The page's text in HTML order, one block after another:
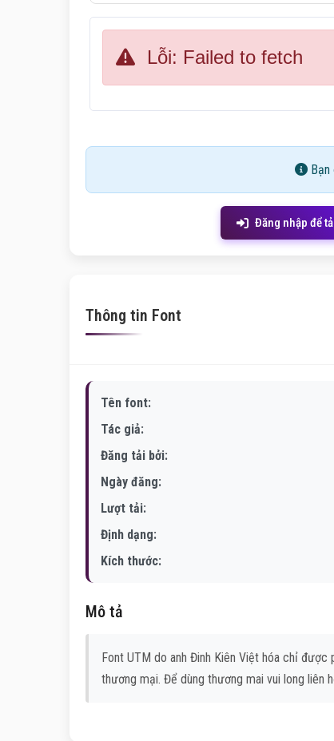
Lỗi: Failed to fetch
Bạn
Đăng nhập để
Thông tin Font
Tên font:
Tác giả:
Đăng tải bởi:
Ngày đăng:
Lượt tải:
Định dạng:
Kích thước:
Mô tả
Font UTM do anh Đinh Kiên Việt hóa chỉ
thương mại. Để dùng thương mai vui long liên